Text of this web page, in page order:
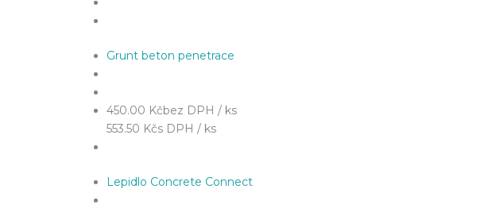
Grunt beton penetrace
450.00 Kčbez DPH / ks
553.50 Kčs DPH / ks
Lepidlo Concrete Connect